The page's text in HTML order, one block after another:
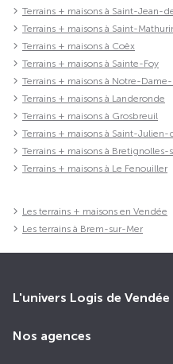
Terrains + maisons à Saint-Jean-
Terrains + maisons à Saint-
Terrains + maisons à Coëx
Terrains + maisons à Sainte-Foy
Terrains + maisons à Notre-
Terrains + maisons à Landeronde
Terrains + maisons à Grosbreuil
Terrains + maisons à Saint-Julien-
Terrains + maisons à Bretignolles-
Terrains + maisons à Le Fenouiller
Les terrains + maisons en Vendée
Les terrains à Brem-sur-Mer
L'univers Logis de Vendée
Nos agences